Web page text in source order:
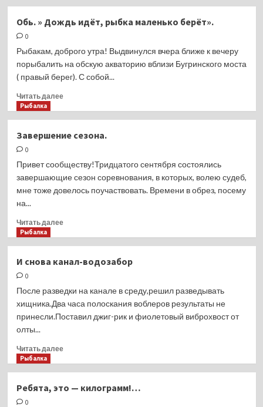
канала
затоне
Обь. » Дождь идёт, рыбка маленько берёт».
0
Рыбакам, доброго утра! Выдвинулся вчера ближе к вечеру
порыбалить на обскую акваторию вблизи Бугринского моста
( правый берег). С собой...
Читать далееПрочитать
»
идёт,
маленько
берёт».
Рыбалка
Завершение сезона.
0
Привет сообществу!Тридцатого сентября состоялись
завершающие сезон соревнования, в которых, волею судеб,
мне тоже довелось поучаствовать. Времени в обрез, посему
на...
Читать далееПрочитать
сезона.
Рыбалка
И снова канал-водозабор
0
После разведки на канале в среду,решил разведывать
хищника.Два часа полоскания воблеров результаты не
принесли.Поставил джиг-рик и фиолетовый виброхвост от
олты...
Читать далееПрочитать
снова
Рыбалка
Ребята, это — килограмм!…
0